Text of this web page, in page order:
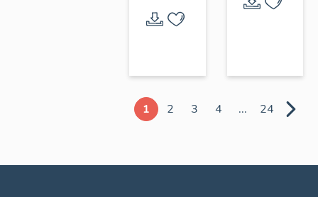
1 2 3 4 ... 24